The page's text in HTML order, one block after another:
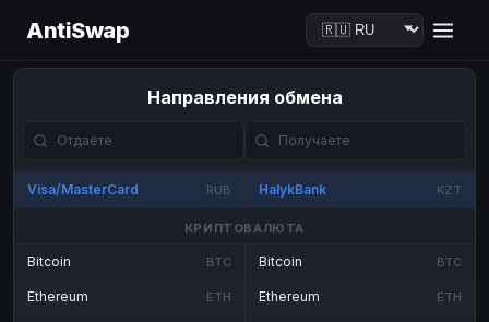
AntiSwap
Направления обмена
Visa/MasterCard RUB HalykBank KZT
КРИПТОВАЛЮТА
Bitcoin BTC
Ethereum ETH
Bitcoin BTC
Ethereum ETH